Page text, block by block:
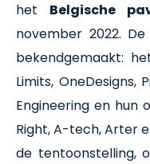
het Belgische
november 2022.
bekendgemaakt: h
Limits, OneDesigns,
Engineering en hun
Right, A-tech, Arter
de tentoonstelling,